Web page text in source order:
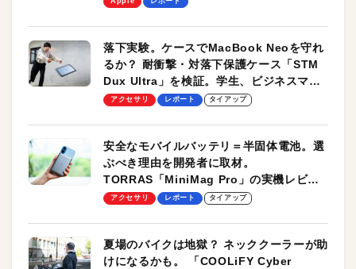
落下実験。ケースでMacBook Neoを守れ
るか？ 耐衝撃・対落下保護ケース「STM
Dux Ultra」を検証。学生、ビジネスマン
のモバイルユースに最適！
アクセサリ レポート タイアップ
安全なモバイルバッテリ＝半固体電池。選
ぶべき理由を開発者に取材。
TORRAS「MiniMag Pro」の実機レビュ
ーも
アクセサリ レポート タイアップ
夏場のバイクは地獄？ ネッククーラーが助
けになるかも。 「COOLiFY Cyber